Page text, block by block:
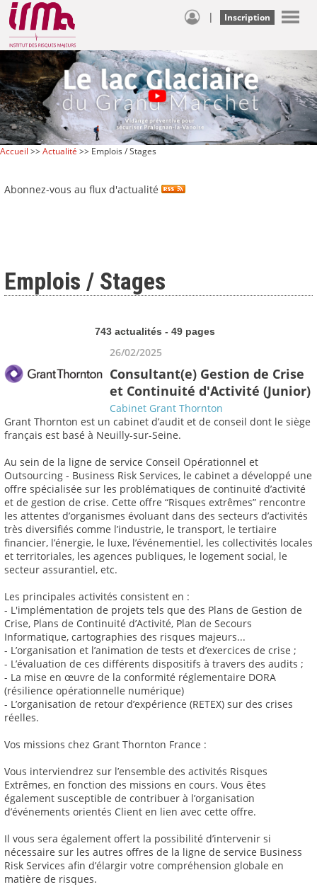
| Inscription
Accueil >>Actualité >> Emplois / Stages
Abonnez-vous au flux d'actualité
Emplois / Stages
743 actualités - 49 pages
26/02/2025
Consultant(e) Gestion de Crise
et Continuité d'Activité (Junior)
Cabinet Grant Thornton
Grant Thornton est un cabinet d’audit et de conseil dont le siège
français est basé à Neuilly-sur-Seine.
Au sein de la ligne de service Conseil Opérationnel et
Outsourcing - Business Risk Services, le cabinet a développé une
offre spécialisée sur les problématiques de continuité d’activité
et de gestion de crise. Cette offre “Risques extrêmes” rencontre
les attentes d’organismes évoluant dans des secteurs d’activités
très diversifiés comme l’industrie, le transport, le tertiaire
financier, l’énergie, le luxe, l’événementiel, les collectivités locales
et territoriales, les agences publiques, le logement social, le
secteur assurantiel, etc.
Les principales activités consistent en :
- L'implémentation de projets tels que des Plans de Gestion de
Crise, Plans de Continuité d’Activité, Plan de Secours
Informatique, cartographies des risques majeurs...
- L’organisation et l’animation de tests et d’exercices de crise ;
- L’évaluation de ces différents dispositifs à travers des audits ;
- La mise en œuvre de la conformité réglementaire DORA
(résilience opérationnelle numérique)
- L’organisation de retour d’expérience (RETEX) sur des crises
réelles.
Vos missions chez Grant Thornton France :
Vous interviendrez sur l’ensemble des activités Risques
Extrêmes, en fonction des missions en cours. Vous êtes
également susceptible de contribuer à l’organisation
d’événements orientés Client en lien avec cette offre.
Il vous sera également offert la possibilité d’intervenir si
nécessaire sur les autres offres de la ligne de service Business
Risk Services afin d’élargir votre compréhension globale en
matière de risques.